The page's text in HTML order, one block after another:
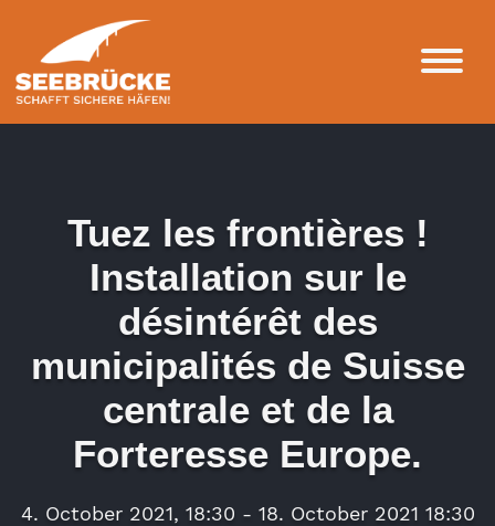
Tuez les frontières !
Installation sur le
désintérêt des
municipalités de Suisse
centrale et de la
Forteresse Europe.
4. October 2021, 18:30 - 18. October 2021 18:30